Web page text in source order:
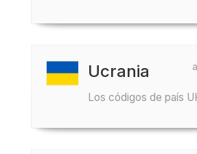
Ucrania
Los códigos de país